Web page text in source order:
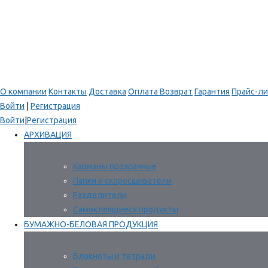
О компании Контакты Доставка Оплата Возврат Гарантия Прайс-
Войти
Регистрация
Войти Регистрация
АРХИВАЦИЯ
Карманы прозрачные
Папки и скоросшиватели
Разделители
Самоклеящиеся продукты
БУМАЖНО-БЕЛОВАЯ ПРОДУКЦИЯ
Блокноты и тетради